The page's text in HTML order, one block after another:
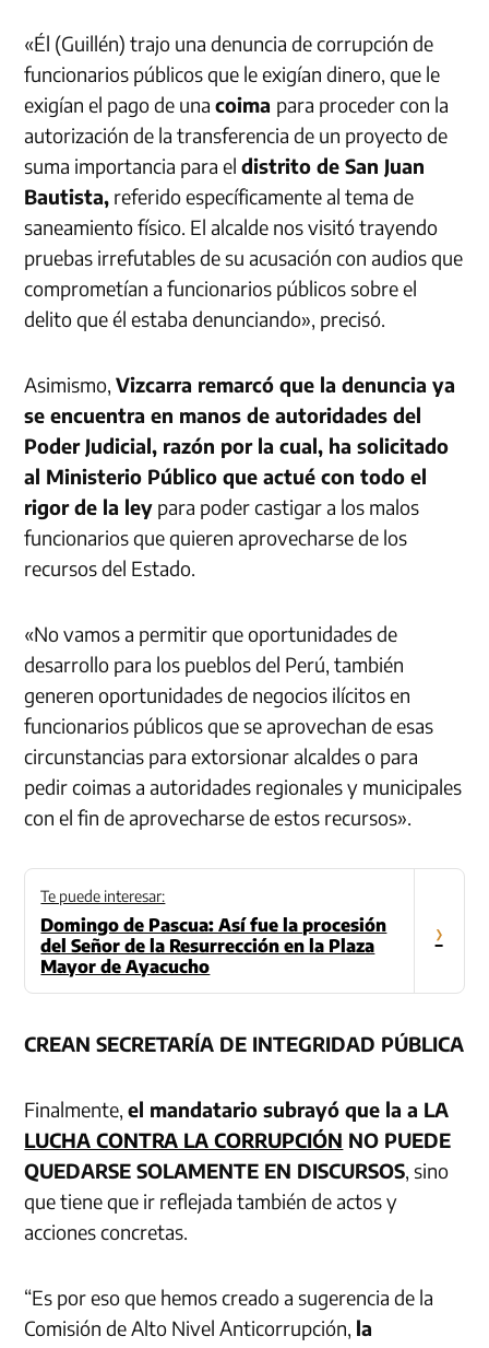
«Él (Guillén) trajo una denuncia de corrupción de
funcionarios públicos que le exigían dinero, que le
exigían el pago de unacoima para proceder con la
autorización de la transferencia de un proyecto de
suma importancia para eldistrito de San Juan
Bautista, referido específicamente al tema de
saneamiento físico. El alcalde nos visitó trayendo
pruebas irrefutables de su acusación con audios que
comprometían a funcionarios públicos sobre el
delito que él estaba denunciando», precisó.
Asimismo,Vizcarra remarcó que la denuncia ya
se encuentra en manos de autoridades del
Poder Judicial, razón por la cual, ha solicitado
al Ministerio Público que actué con todo el
rigor de la ley para poder castigar a los malos
funcionarios que quieren aprovecharse de los
recursos del Estado.
«No vamos a permitir que oportunidades de
desarrollo para los pueblos del Perú, también
generen oportunidades de negocios ilícitos en
funcionarios públicos que se aprovechan de esas
circunstancias para extorsionar alcaldes o para
pedir coimas a autoridades regionales y municipales
con el fin de aprovecharse de estos recursos».
Te puede interesar:
Domingo de Pascua: Así fue la procesión
del Señor de la Resurrección en la Plaza
Mayor de Ayacucho
›
CREAN SECRETARÍA DE INTEGRIDAD PÚBLICA
Finalmente,el mandatario subrayó que la a LA
LUCHA CONTRA LA CORRUPCIÓN NO PUEDE
QUEDARSE SOLAMENTE EN DISCURSOS, sino
que tiene que ir reflejada también de actos y
acciones concretas.
“Es por eso que hemos creado a sugerencia de la
Comisión de Alto Nivel Anticorrupción, la